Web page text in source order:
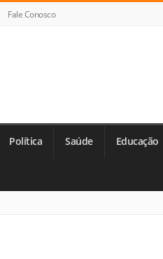
Fale Conosco
Política Saúde Educação